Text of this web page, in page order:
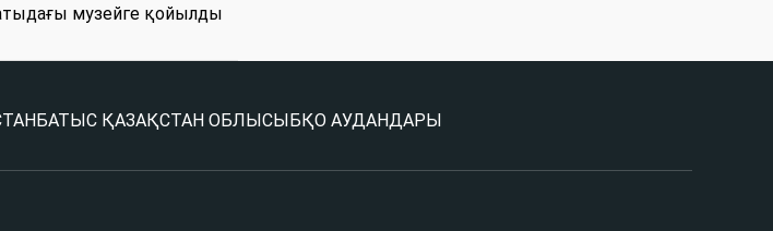
музейге қойылды
БАТЫС ҚАЗАҚСТАН ОБЛЫСЫ БҚО АУДАНДАРЫ